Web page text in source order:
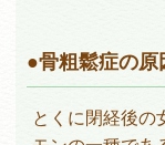
骨粗鬆症の原
とくに閉経後の